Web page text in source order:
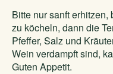
Bitte nur sanft
zu köcheln, dann die
Pfeffer, Salz und
Wein verdampft sind,
Guten Appetit.